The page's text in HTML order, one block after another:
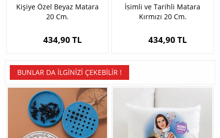
Kişiye Özel Beyaz Matara
20 Cm.
434,90 TL
İsimli ve Tarihli Matara
Kırmızı 20 Cm.
434,90 TL
BUNLAR DA İLGINIZI ÇEKEBILIR !